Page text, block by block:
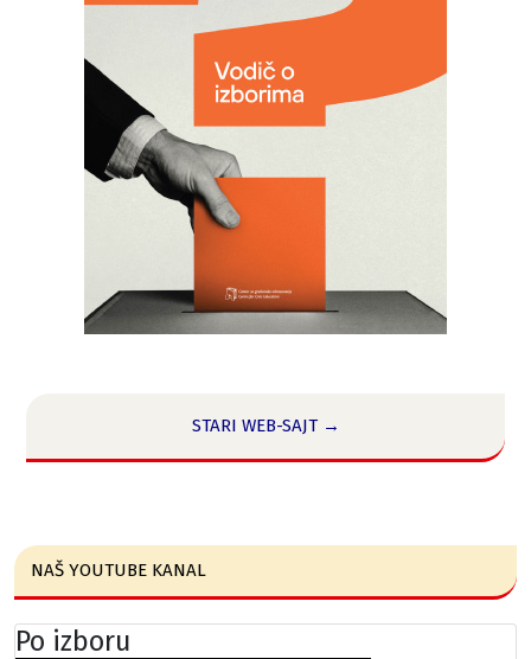
STARI WEB-SAJT →
NAŠ YOUTUBE KANAL
Po izboru